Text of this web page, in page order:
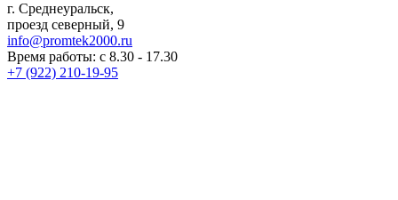
г. Среднеуральск,
проезд северный, 9
info@promtek2000.ru
Время работы: с 8.30 - 17.30
+7 (922) 210-19-95